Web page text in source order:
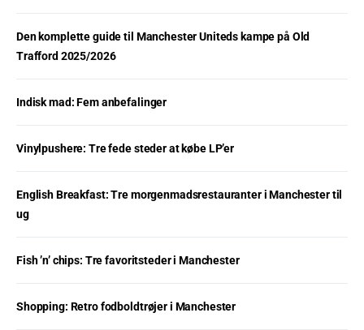
Den komplette guide til Manchester Uniteds kampe på Old
Trafford 2025/2026
Indisk mad: Fem anbefalinger
Vinylpushere: Tre fede steder at købe LP’er
English Breakfast: Tre morgenmadsrestauranter i Manchester til
ug
Fish ’n’ chips: Tre favoritsteder i Manchester
Shopping: Retro fodboldtrøjer i Manchester